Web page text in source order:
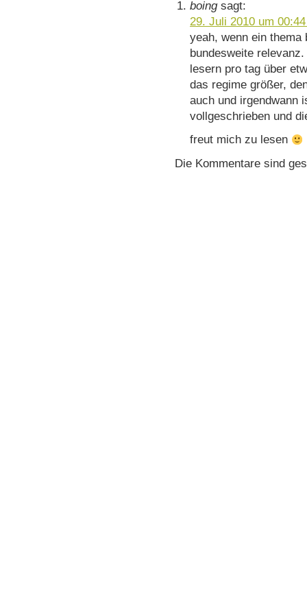
boing sagt:
29. Juli 2010 um
yeah, wenn ein
bundesweite
lesern pro tag über
das regime größer,
auch und irgendwann
vollgeschrieben und
freut mich zu lesen
Die Kommentare sind